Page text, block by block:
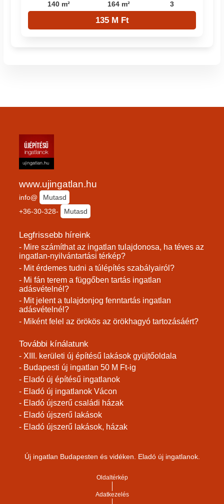
140 m² 164 m² 3
135 M Ft
www.ujingatlan.hu
info@
Mutasd
+36-30-328-
Mutasd
Legfrissebb híreink
- Mire számíthat az ingatlan tulajdonosa, ha téves az
ingatlan-nyilvántartási térkép?
- Mit érdemes tudni a túlépítés szabályairól?
- Mi fán terem a függőben tartás ingatlan
adásvételnél?
- Mit jelent a tulajdonjog fenntartás ingatlan
adásvételnél?
- Miként felel az örökös az örökhagyó tartozásáért?
További kínálatunk
- XIII. kerületi új építésű lakások gyüjtőoldala
- Budapesti új ingatlan 50 M Ft-ig
- Eladó új építésű ingatlanok
- Eladó új ingatlanok Vácon
- Eladó újszerű családi házak
- Eladó újszerű lakások
- Eladó újszerű lakások, házak
Új ingatlan Budapesten és vidéken. Eladó új ingatlanok.
Oldaltérkép
Adatkezelés